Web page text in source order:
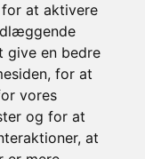
for at aktivere
give en bedre
, for at
vores
og for at
, at